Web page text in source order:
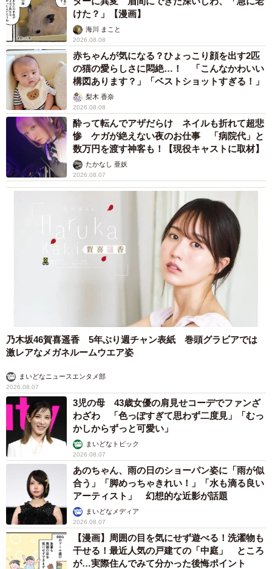
けた？」【漫画】
海川 まこと
2026.08.08
赤ちゃんが気になる？ひょっこり顔を出す2匹
の猫の愛らしさに悶絶…！ 「こんなかわいい
構図あります？」「ベストショットすぎる！」
梨木 香奈
2026.08.08
酔って転んでアザだらけ ネイルも折れて超悲
惨 ケガが絶えない夜のお仕事 「病院代」と
数万円を渡す神客も！【現役キャストに取材】
たかなし 亜妖
2026.08.07
乃木坂46賀喜遥香 5年ぶり週チャン表紙 巻頭グラビアでは
激レアなメガネルームウエア姿
まいどなニュースエンタメ部
2026.08.07
3児の母 43歳女優の肩見せコーデでファンざ
わざわ 「色っぽすぎて思わず二度見」「むっ
かしからずっと可愛い」
まいどなトピック
2026.08.07
あのちゃん、雨の日のショーパン姿に「雨が似
合う」「脚めっちゃきれい！」「水も滴る良い
アーティスト」 幻想的な近影が話題
まいどなメディア
2026.08.07
【漫画】周囲の目を気にせず遊べる！洗濯物も
干せる！最近人気の戸建ての「中庭」 ところ
が…実際住んでみて分かった後悔ポイント